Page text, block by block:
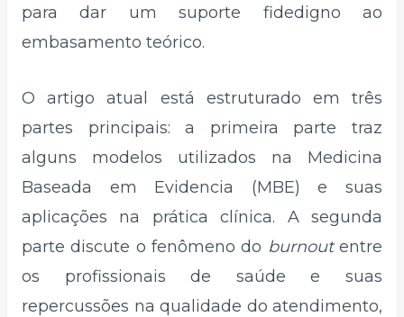
para dar um suporte fidedigno ao
embasamento teórico.
O artigo atual está estruturado em três
partes principais: a primeira parte traz
alguns modelos utilizados na Medicina
Baseada em Evidencia (MBE) e suas
aplicações na prática clínica. A segunda
parte discute o fenômeno do burnoutentre
os profissionais de saúde e suas
repercussões na qualidade do atendimento,